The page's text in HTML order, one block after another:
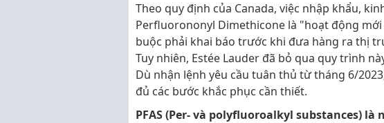
Theo quy định của Canada, việc nhập khẩu,
Perfluorononyl Dimethicone là "hoạt động
buộc phải khai báo trước khi đưa hàng ra thị
Tuy nhiên, Estée Lauder đã bỏ qua quy trình
Dù nhận lệnh yêu cầu tuân thủ từ tháng 6/
đủ các bước khắc phục cần thiết.
PFAS (Per- và polyfluoroalkyl substances)